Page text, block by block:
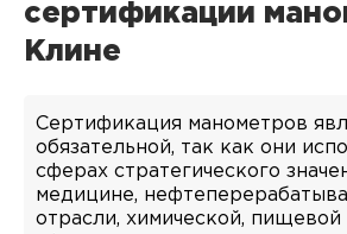
сертификации
Клине
Сертификация манометров
обязательной, так как они
сферах стратегического
медицине,
отрасли, химической, пищевой